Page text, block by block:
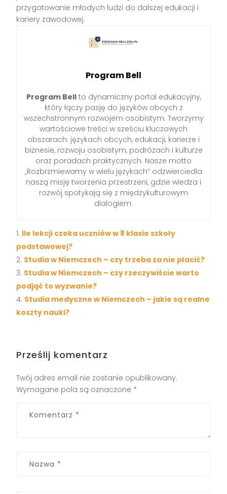
przygotowanie młodych ludzi do dalszej edukacji i
kariery zawodowej.
Program Bell
Program Bellto dynamiczny portal edukacyjny,
który łączy pasję do języków obcych z
wszechstronnym rozwojem osobistym. Tworzymy
wartościowe treści w sześciu kluczowych
obszarach: językach obcych, edukacji, karierze i
biznesie, rozwoju osobistym, podróżach i kulturze
oraz poradach praktycznych. Nasze motto
„Rozbrzmiewamy w wielu językach” odzwierciedla
naszą misję tworzenia przestrzeni, gdzie wiedza i
rozwój spotykają się z międzykulturowym
dialogiem.
Ile lekcji czeka uczniów w 8 klasie szkoły
podstawowej?
Studia w Niemczech – czy trzeba za nie płacić?
Studia w Niemczech – czy rzeczywiście warto
podjąć to wyzwanie?
Studia medyczne w Niemczech – jakie są realne
koszty nauki?
Prześlij komentarz
Twój adres email nie zostanie opublikowany.
Wymagane pola są oznaczone *